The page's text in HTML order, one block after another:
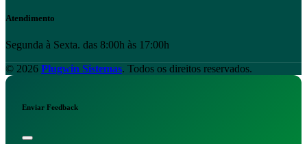
Atendimento
Segunda à Sexta. das 8:00h às 17:00h
© 2026 Plugwin Sistemas. Todos os direitos reservados.
Enviar Feedback